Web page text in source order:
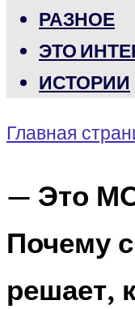
РАЗНОЕ
ЭТО
ИСТОРИИ
Главная
— Это
Почему
решает,